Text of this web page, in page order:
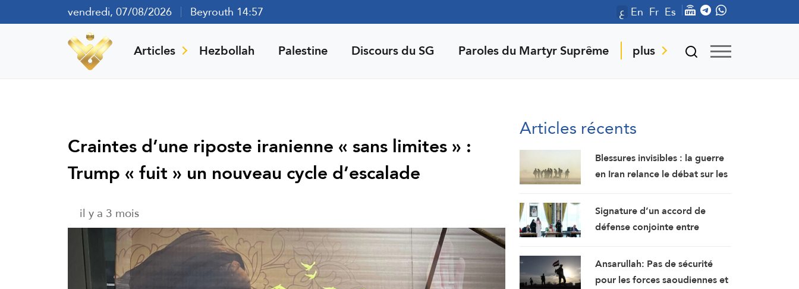
vendredi, 07/08/2026 Beyrouth 14:57 ع En Fr Es
Articles Hezbollah Palestine Discours du SG Paroles du Martyr Suprême plus
Craintes d’une riposte iranienne « sans limites » :
Trump « fuit » un nouveau cycle d’escalade
il y a 3 mois
Articles récents
Blessures invisibles : la guerre
en Iran relance le débat sur les
américains
Signature d’un accord de
défense conjointe entre
le Pakistan
Ansarullah: Pas de sécurité
pour les forces saoudiennes et